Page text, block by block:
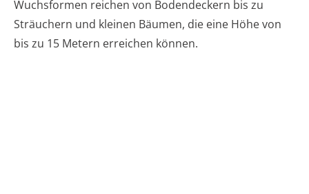
Wuchsformen reichen von Bodendeckern bis zu
Sträuchern und kleinen Bäumen, die eine Höhe von
bis zu 15 Metern erreichen können.